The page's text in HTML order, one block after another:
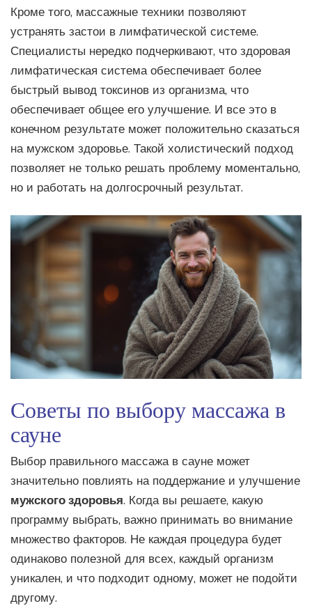
Кроме того, массажные техники позволяют
устранять застои в лимфатической системе.
Специалисты нередко подчеркивают, что здоровая
лимфатическая система обеспечивает более
быстрый вывод токсинов из организма, что
обеспечивает общее его улучшение. И все это в
конечном результате может положительно сказаться
на мужском здоровье. Такой холистический подход
позволяет не только решать проблему моментально,
но и работать на долгосрочный результат.
Советы по выбору массажа в
сауне
Выбор правильного массажа в сауне может
значительно повлиять на поддержание и улучшение
мужского здоровья. Когда вы решаете, какую
программу выбрать, важно принимать во внимание
множество факторов. Не каждая процедура будет
одинаково полезной для всех, каждый организм
уникален, и что подходит одному, может не подойти
другому.